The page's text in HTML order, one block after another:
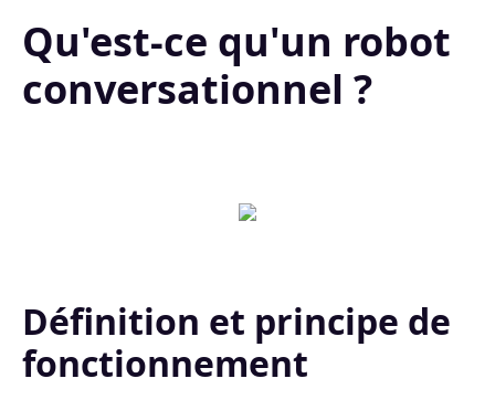
Qu'est-ce qu'un robot
conversationnel ?
Définition et principe de
fonctionnement